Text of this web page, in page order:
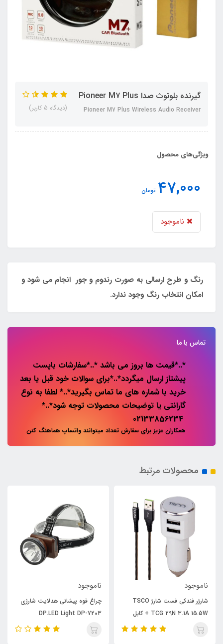
گیرنده بلوتوث صدا Pioneer M7 Plus
Pioneer M7 Plus Wireless Audio Receiver (دیدگاه 5 کاربر)
ویژگی‌های محصول
47,000 تومان
ناموجود
رنگ و طرح ارسالی به صورت رندوم و جور انجام می شود و
امکان انتخاب رنگ وجود ندارد.
تماس با ما
*..*قیمت ها بروز می باشد *..*سفارشات باپست
پیشتاز ارسال میگردد*..*برای سوالات خود قبل یا بعد
خرید با شماره های ما تماس بگیرید*..* لطفا به نوع
گارانتی یا توضیحات محصولات توجه شود*..*
همکاران عزیز برای سفارش تعداد میتوانند واتساپ هماهنگ کنن
محصولات مرتبط
ناموجود
شارژر فندکی فست شارژ TSCO
TCG 29N 3.1A 15.5W + کابل
میکرو یو اس بی
ناموجود
چراغ قوه پیشانی هدلایت شارژی
DP.LED Light DP-7203